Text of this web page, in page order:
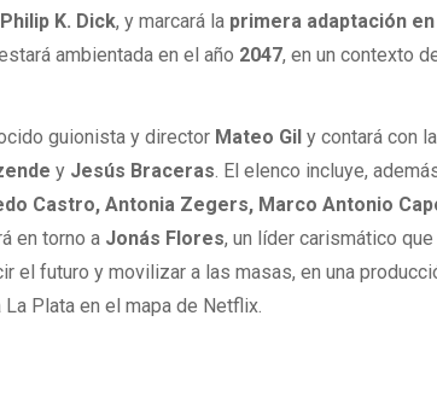
Philip K. Dick, y marcará la primera adaptación en
ambientada en el año 2047, en un contexto
guionista y director Mateo Gil y contará con la
y Jesús Braceras. El elenco incluye,
Castro, Antonia Zegers, Marco Antonio
en torno a Jonás Flores, un líder carismático
el futuro y movilizar a las masas, en una
Plata en el mapa de Netflix.